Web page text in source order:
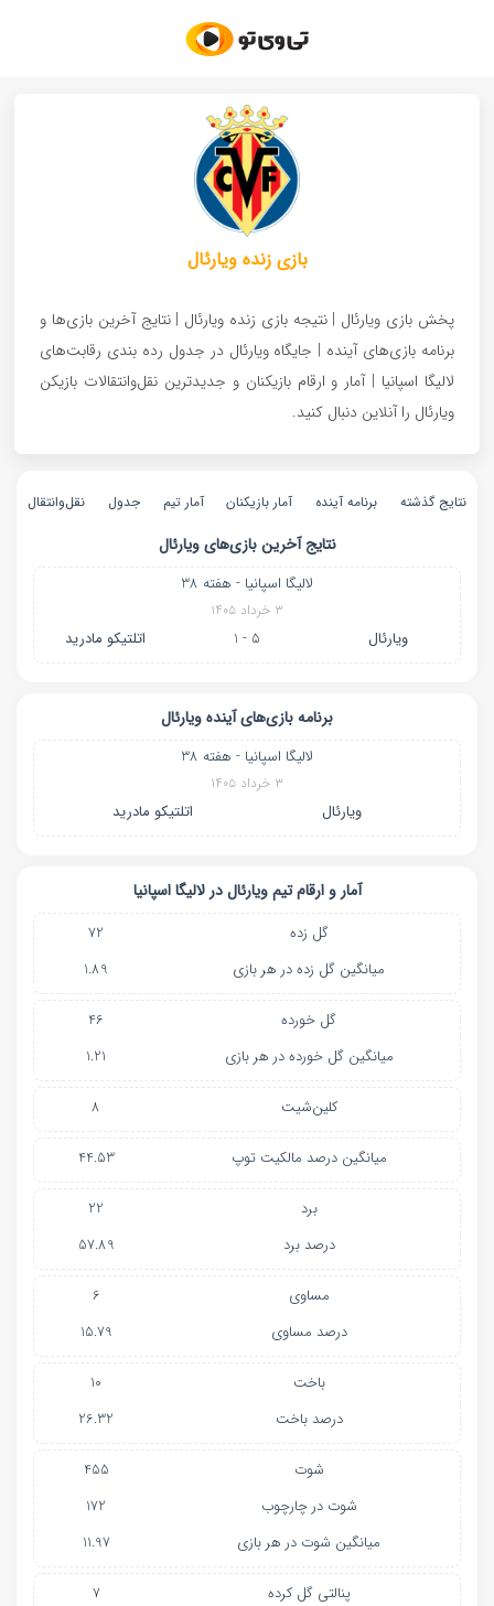
بازی زنده ویارئال
پخش بازی ویارئال | نتیجه بازی زنده ویارئال | نتایج آخرین بازی‌ها و
برنامه بازی‌های آینده | جایگاه ویارئال در جدول رده بندی رقابت‌های
لالیگا اسپانیا | آمار و ارقام بازیکنان و جدیدترین نقل‌و‌انتقالات بازیکن
ویارئال را آنلاین دنبال کنید.
نتایج گذشته برنامه آینده آمار بازیکنان آمار تیم جدول نقل‌و‌انتقال
نتایج آخرین بازی‌هایویارئال
لالیگا اسپانیا - هفته 38
۳ خرداد ۱۴۰۵
ویارئال 5 - 1 اتلتیکو مادرید
برنامه بازی‌های آیندهویارئال
لالیگا اسپانیا - هفته 38
۳ خرداد ۱۴۰۵
ویارئال اتلتیکو مادرید
آمار و ارقام تیمویارئالدرلالیگا اسپانیا
گل زده
72
میانگین گل زده در هر بازی
1.89
گل خورده
46
میانگین گل خورده در هر بازی
1.21
کلین‌شیت 8
میانگین درصد مالکیت توپ 44.53
برد
22
درصد برد
57.89
مساوی
6
درصد مساوی
15.79
باخت
10
درصد باخت
26.32
شوت
455
شوت در چارچوب
172
میانگین شوت در هر بازی
11.97
پنالتی گل کرده
7